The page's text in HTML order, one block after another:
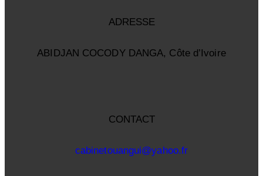
ADRESSE
ABIDJAN COCODY DANGA, Côte d’Ivoire
CONTACT
cabinetouangui@yahoo.fr